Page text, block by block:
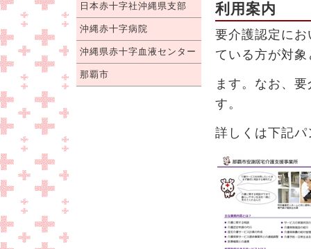
利用案内
要介護認定に
ている方が対象
ます。なお、
す。
詳しくは下記
日本赤十字社沖縄県支部
沖縄赤十字病院
沖縄県赤十字血液センター
那覇市